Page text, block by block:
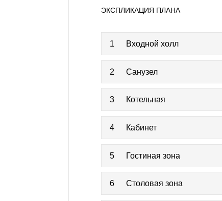
ЭКСПЛИКАЦИЯ ПЛАНА
1 Входной холл
2 Санузел
3 Котельная
4 Кабинет
5 Гостиная зона
6 Столовая зона